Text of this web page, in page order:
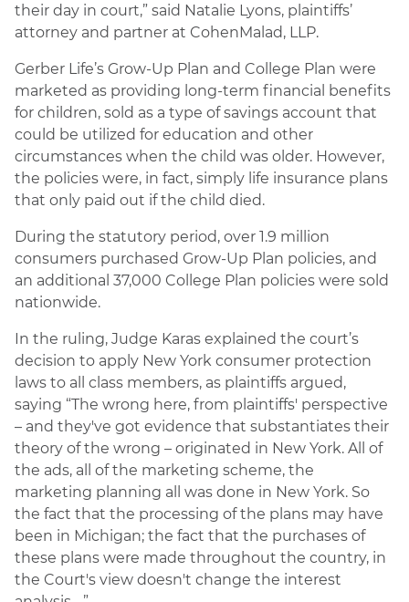
their day in court,” said Natalie Lyons, plaintiffs’
attorney and partner at CohenMalad, LLP.
Gerber Life’s Grow-Up Plan and College Plan were
marketed as providing long-term financial benefits
for children, sold as a type of savings account that
could be utilized for education and other
circumstances when the child was older. However,
the policies were, in fact, simply life insurance plans
that only paid out if the child died.
During the statutory period, over 1.9 million
consumers purchased Grow-Up Plan policies, and
an additional 37,000 College Plan policies were sold
nationwide.
In the ruling, Judge Karas explained the court’s
decision to apply New York consumer protection
laws to all class members, as plaintiffs argued,
saying “The wrong here, from plaintiffs' perspective
– and they've got evidence that substantiates their
theory of the wrong – originated in New York. All of
the ads, all of the marketing scheme, the
marketing planning all was done in New York. So
the fact that the processing of the plans may have
been in Michigan; the fact that the purchases of
these plans were made throughout the country, in
the Court's view doesn't change the interest